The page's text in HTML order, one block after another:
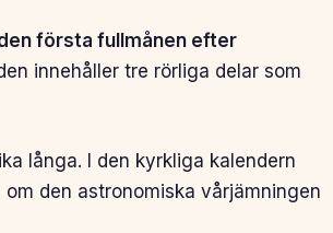
första fullmånen efter
innehåller tre rörliga delar som
långa. I den kyrkliga kalendern
den astronomiska vårjämningen